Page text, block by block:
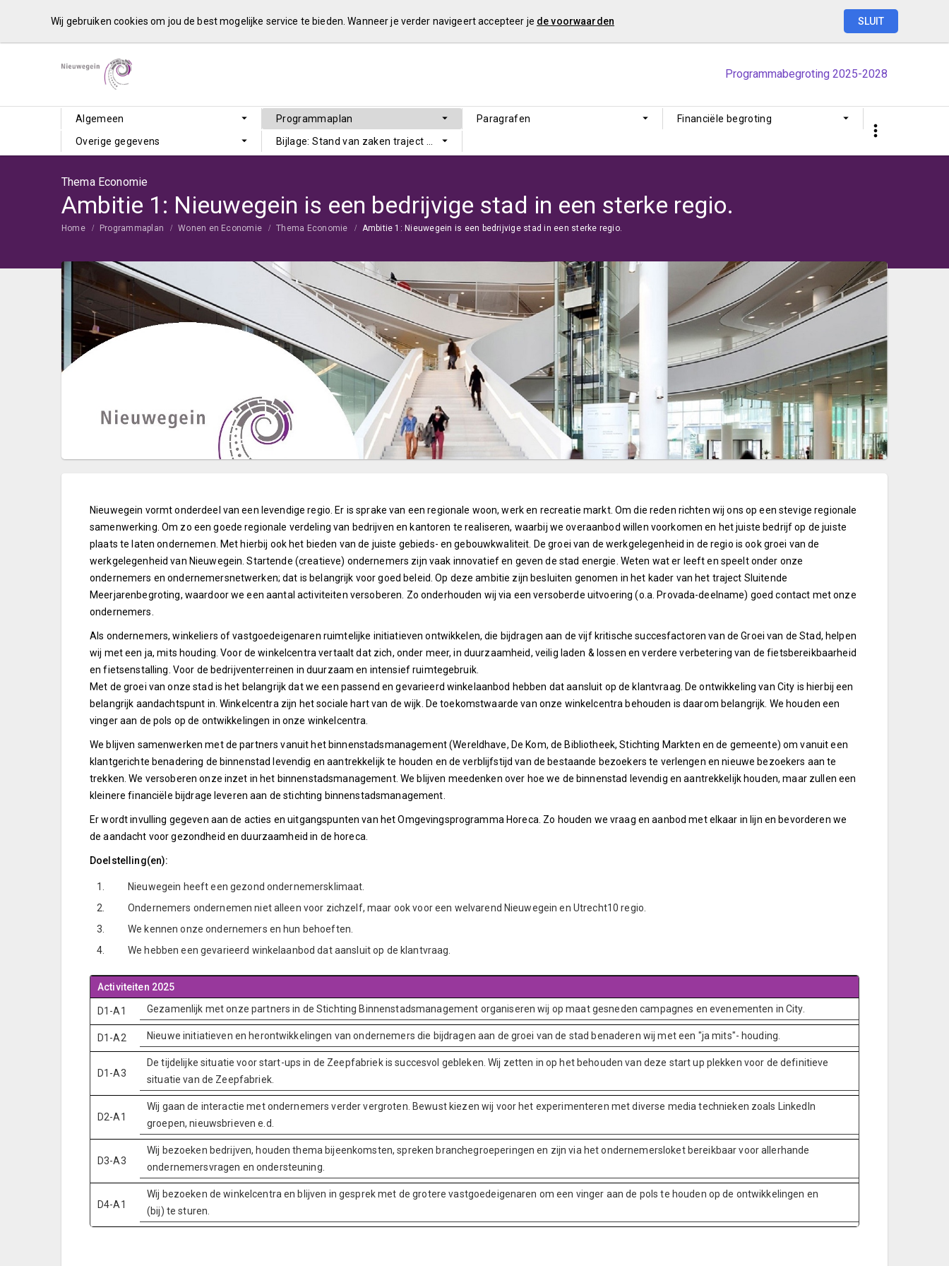
Wij gebruiken cookies om jou de best mogelijke service te bieden. Wanneer je verder navigeert accepteer je de voorwaarden SLUIT
Programmabegroting 2025-2028
Algemeen Programmaplan Paragrafen
Financiële begroting
Overige gegevens
Bijlage: Stand van zaken traject Sluitende Meerjarenbegroting
Thema Economie
Ambitie 1: Nieuwegein is een bedrijvige stad in een sterke regio.
Home Programmaplan Wonen en Economie Thema Economie Ambitie 1: Nieuwegein is een bedrijvige stad in een sterke regio.
Nieuwegein vormt onderdeel van een levendige regio. Er is sprake van een regionale woon, werk en recreatie markt. Om die reden richten wij ons op een stevige regionale
samenwerking. Om zo een goede regionale verdeling van bedrijven en kantoren te realiseren, waarbij we overaanbod willen voorkomen en het juiste bedrijf op de juiste
plaats te laten ondernemen. Met hierbij ook het bieden van de juiste gebieds- en gebouwkwaliteit. De groei van de werkgelegenheid in de regio is ook groei van de
werkgelegenheid van Nieuwegein. Startende (creatieve) ondernemers zijn vaak innovatief en geven de stad energie. Weten wat er leeft en speelt onder onze
ondernemers en ondernemersnetwerken; dat is belangrijk voor goed beleid. Op deze ambitie zijn besluiten genomen in het kader van het traject Sluitende
Meerjarenbegroting, waardoor we een aantal activiteiten versoberen. Zo onderhouden wij via een versoberde uitvoering (o.a. Provada-deelname) goed contact met onze
ondernemers.
Als ondernemers, winkeliers of vastgoedeigenaren ruimtelijke initiatieven ontwikkelen, die bijdragen aan de vijf kritische succesfactoren van de Groei van de Stad, helpen
wij met een ja, mits houding. Voor de winkelcentra vertaalt dat zich, onder meer, in duurzaamheid, veilig laden & lossen en verdere verbetering van de fietsbereikbaarheid
en fietsenstalling. Voor de bedrijventerreinen in duurzaam en intensief ruimtegebruik.
Met de groei van onze stad is het belangrijk dat we een passend en gevarieerd winkelaanbod hebben dat aansluit op de klantvraag. De ontwikkeling van City is hierbij een
belangrijk aandachtspunt in. Winkelcentra zijn het sociale hart van de wijk. De toekomstwaarde van onze winkelcentra behouden is daarom belangrijk. We houden een
vinger aan de pols op de ontwikkelingen in onze winkelcentra.
We blijven samenwerken met de partners vanuit het binnenstadsmanagement (Wereldhave, De Kom, de Bibliotheek, Stichting Markten en de gemeente) om vanuit een
klantgerichte benadering de binnenstad levendig en aantrekkelijk te houden en de verblijfstijd van de bestaande bezoekers te verlengen en nieuwe bezoekers aan te
trekken. We versoberen onze inzet in het binnenstadsmanagement. We blijven meedenken over hoe we de binnenstad levendig en aantrekkelijk houden, maar zullen een
kleinere financiële bijdrage leveren aan de stichting binnenstadsmanagement.
Er wordt invulling gegeven aan de acties en uitgangspunten van het Omgevingsprogramma Horeca. Zo houden we vraag en aanbod met elkaar in lijn en bevorderen we
de aandacht voor gezondheid en duurzaamheid in de horeca.
Doelstelling(en):
1.
Nieuwegein heeft een gezond ondernemersklimaat.
2.
Ondernemers ondernemen niet alleen voor zichzelf, maar ook voor een welvarend Nieuwegein en Utrecht10 regio.
3.
We kennen onze ondernemers en hun behoeften.
4.
We hebben een gevarieerd winkelaanbod dat aansluit op de klantvraag.
Activiteiten 2025
D1-A1 Gezamenlijk met onze partners in de Stichting Binnenstadsmanagement organiseren wij op maat gesneden campagnes en evenementen in City.
D1-A2 Nieuwe initiatieven en herontwikkelingen van ondernemers die bijdragen aan de groei van de stad benaderen wij met een "ja mits"- houding.
D1-A3
De tijdelijke situatie voor start-ups in de Zeepfabriek is succesvol gebleken. Wij zetten in op het behouden van deze start up plekken voor de definitieve
situatie van de Zeepfabriek.
D2-A1
Wij gaan de interactie met ondernemers verder vergroten. Bewust kiezen wij voor het experimenteren met diverse media technieken zoals LinkedIn
groepen, nieuwsbrieven e.d.
D3-A3
Wij bezoeken bedrijven, houden thema bijeenkomsten, spreken branchegroeperingen en zijn via het ondernemersloket bereikbaar voor allerhande
ondernemersvragen en ondersteuning.
D4-A1
Wij bezoeken de winkelcentra en blijven in gesprek met de grotere vastgoedeigenaren om een vinger aan de pols te houden op de ontwikkelingen en
(bij) te sturen.